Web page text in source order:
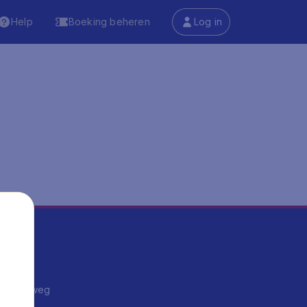
Help Boeking beheren Log in
weg